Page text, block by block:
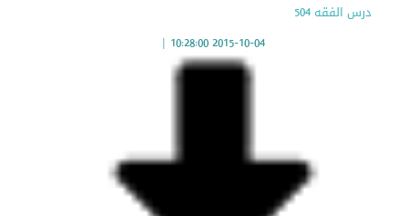
درس الفقه 504
2015-10-04 10:28:00
|